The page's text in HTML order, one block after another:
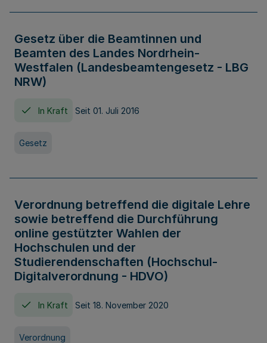
Gesetz über die Beamtinnen und
Beamten des Landes Nordrhein-
Westfalen (Landesbeamtengesetz - LBG
NRW)
In Kraft Seit 01. Juli 2016
Gesetz
Verordnung betreffend die digitale Lehre
sowie betreffend die Durchführung
online gestützter Wahlen der
Hochschulen und der
Studierendenschaften (Hochschul-
Digitalverordnung - HDVO)
In Kraft Seit 18. November 2020
Verordnung